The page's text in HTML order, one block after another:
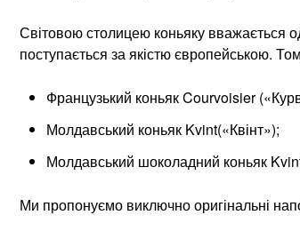
Світовою столицею коньяку вважається
поступається за якістю європейською.
Французький коньяк Courvoisier
Молдавський коньяк Kvint(«Квінт»);
Молдавський шоколадний коньяк
Ми пропонуємо виключно оригінальні